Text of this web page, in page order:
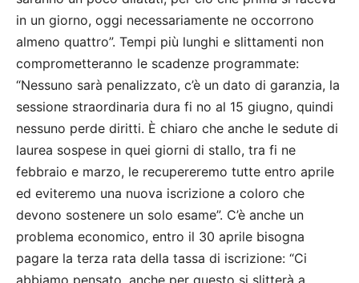
in un giorno, oggi necessariamente ne occorrono
almeno quattro”. Tempi più lunghi e slittamenti non
comprometteranno le scadenze programmate:
“Nessuno sarà penalizzato, c’è un dato di garanzia, la
sessione straordinaria dura fi no al 15 giugno, quindi
nessuno perde diritti. È chiaro che anche le sedute di
laurea sospese in quei giorni di stallo, tra fi ne
febbraio e marzo, le recupereremo tutte entro aprile
ed eviteremo una nuova iscrizione a coloro che
devono sostenere un solo esame”. C’è anche un
problema economico, entro il 30 aprile bisogna
pagare la terza rata della tassa di iscrizione: “Ci